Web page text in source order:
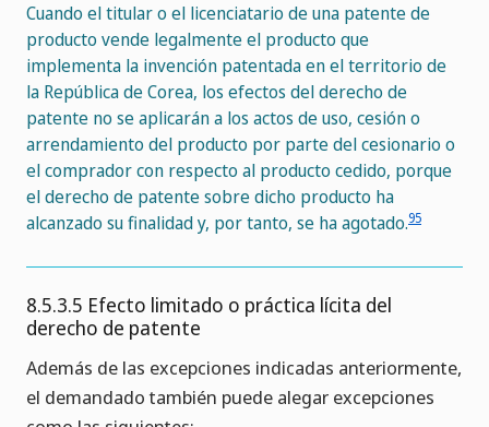
Cuando el titular o el licenciatario de una patente de
producto vende legalmente el producto que
implementa la invención patentada en el territorio de
la República de Corea, los efectos del derecho de
patente no se aplicarán a los actos de uso, cesión o
arrendamiento del producto por parte del cesionario o
el comprador con respecto al producto cedido, porque
el derecho de patente sobre dicho producto ha
alcanzado su finalidad y, por tanto, se ha agotado.95
8.5.3.5 Efecto limitado o práctica lícita del
derecho de patente
Además de las excepciones indicadas anteriormente,
el demandado también puede alegar excepciones